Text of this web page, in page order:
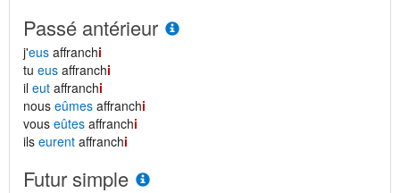
Passé antérieur
j'eus affranchi
tu eus affranchi
il eut affranchi
nous eûmes affranchi
vous eûtes affranchi
ils eurent affranchi
Futur simple